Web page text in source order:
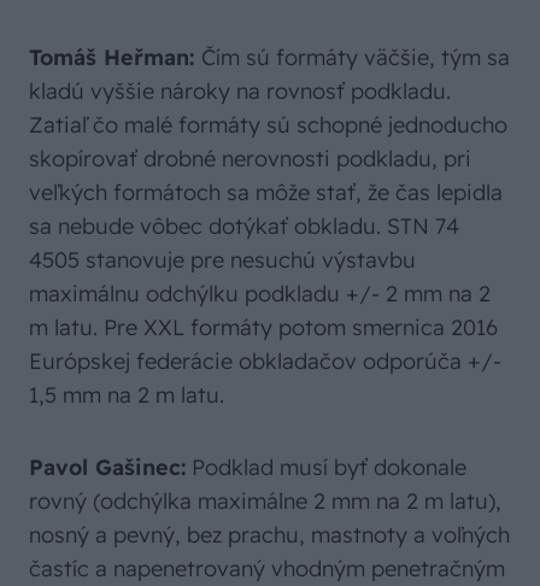
Tomáš Heřman: Čím sú formáty väčšie, tým sa
kladú vyššie nároky na rovnosť podkladu.
Zatiaľ čo malé formáty sú schopné jednoducho
skopírovať drobné nerovnosti podkladu, pri
veľkých formátoch sa môže stať, že čas lepidla
sa nebude vôbec dotýkať obkladu. STN 74
4505 stanovuje pre nesuchú výstavbu
maximálnu odchýlku podkladu +/- 2 mm na 2
m latu. Pre XXL formáty potom smernica 2016
Európskej federácie obkladačov odporúča +/-
1,5 mm na 2 m latu.
Pavol Gašinec: Podklad musí byť dokonale
rovný (odchýlka maximálne 2 mm na 2 m latu),
nosný a pevný, bez prachu, mastnoty a voľných
častíc a napenetrovaný vhodným penetračným